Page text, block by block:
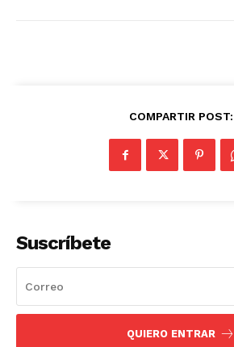
COMPARTIR POST:
Suscríbete
QUIERO ENTRAR